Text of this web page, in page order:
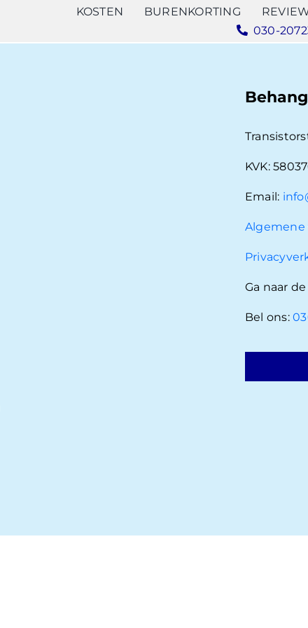
KOSTEN BURENKORTING
030-
KVK:
Email:
Algemene
Ga naar de
Bel ons: